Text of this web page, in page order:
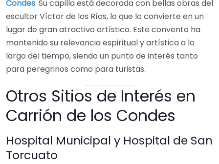
Condes. Su capilla está decorada con bellas obras del
escultor Víctor de los Ríos, lo que lo convierte en un
lugar de gran atractivo artístico. Este convento ha
mantenido su relevancia espiritual y artística a lo
largo del tiempo, siendo un punto de interés tanto
para peregrinos como para turistas.
Otros Sitios de Interés en
Carrión de los Condes
Hospital Municipal y Hospital de San
Torcuato